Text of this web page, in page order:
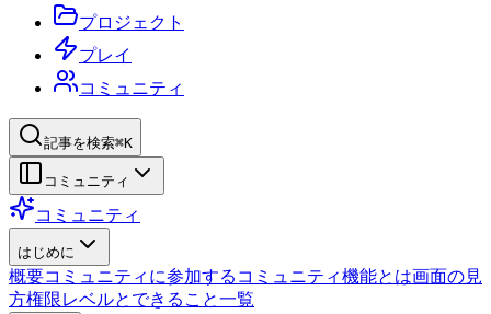
プロジェクト
プレイ
コミュニティ
記事を検索⌘K
コミュニティ
コミュニティ
はじめに
概要コミュニティに参加する コミュニティ機能とは画面の見
方権限レベルとできること一覧